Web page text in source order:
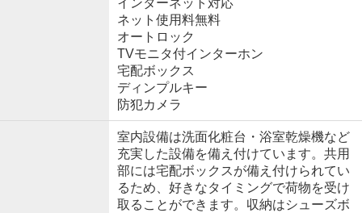
インターネット対応
ネット使用料無料
オートロック
TVモニタ付インターホン
宅配ボックス
ディンプルキー
防犯カメラ
室内設備は洗面化粧台・浴室乾燥機など
充実した設備を備え付けています。共用
部には宅配ボックスが備え付けられてい
るため、好きなタイミングで荷物を受け
取ることができます。収納はシューズボ